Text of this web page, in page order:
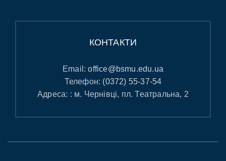
КОНТАКТИ
Email:office@bsmu.edu.ua
Телефон: (0372) 55-37-54
Адреса: : м. Чернівці, пл. Театральна, 2